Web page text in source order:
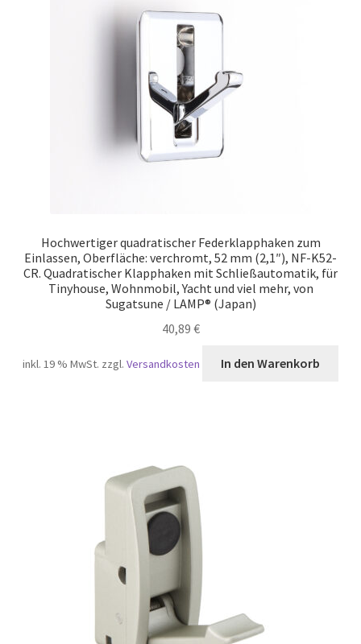
Hochwertiger quadratischer Federklapphaken zum
Einlassen, Oberfläche: verchromt, 52 mm (2,1″), NF-K52-
CR. Quadratischer Klapphaken mit Schließautomatik, für
Tinyhouse, Wohnmobil, Yacht und viel mehr, von
Sugatsune / LAMP® (Japan)
40,89 €
inkl. 19 % MwSt. zzgl.Versandkosten In den Warenkorb